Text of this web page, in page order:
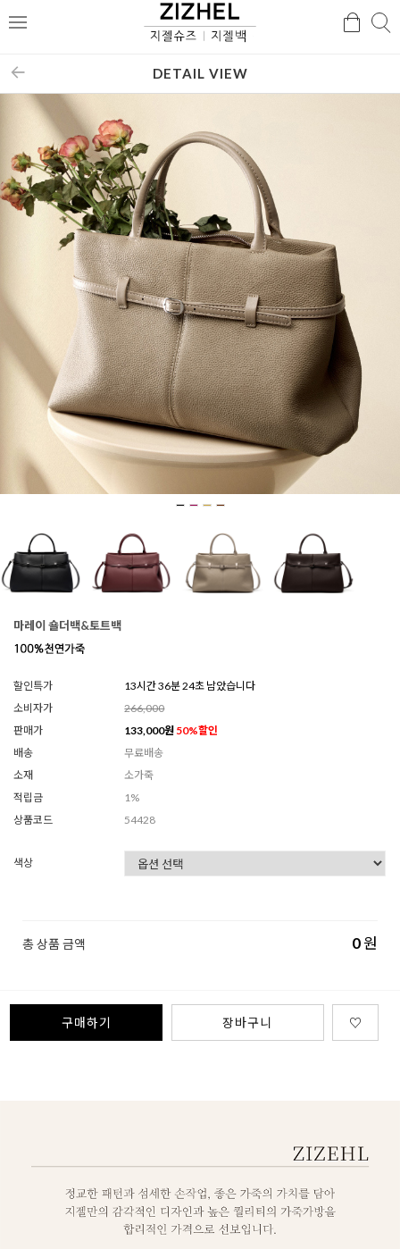
메
검
DETAIL VIEW
마레이 숄더백&토트백
할인특가
13시간 36분 21초 남았습니다
소비자가
266,000
판매가
133,000원 50%할인
배송
무료배송
소재
소가죽
적립금
1%
상품코드
54428
색상
총 상품 금액 0원
구매하기 장바구니 ♡